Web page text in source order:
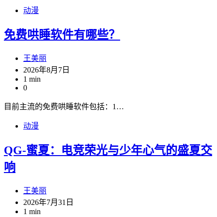
动漫
免费哄睡软件有哪些？
王美丽
2026年8月7日
1 min
0
目前主流的免费哄睡软件包括：1…
动漫
QG-蜜夏：电竞荣光与少年心气的盛夏交
响
王美丽
2026年7月31日
1 min